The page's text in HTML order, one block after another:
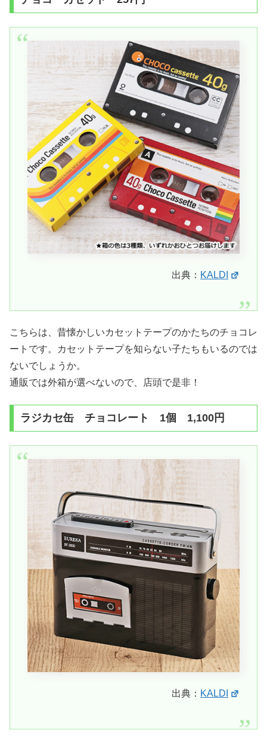
出典： KALDI
こちらは、昔懐かしいカセットテープのかたちのチョコレ
ートです。カセットテープを知らない子たちもいるのでは
ないでしょうか。
通販では外箱が選べないので、店頭で是非！
ラジカセ缶 チョコレート 1個 1,100円
出典： KALDI